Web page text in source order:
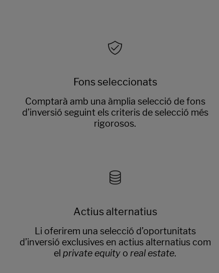
Fons seleccionats
Comptarà amb una àmplia selecció de fons
d’inversió seguint els criteris de selecció més
rigorosos.
Actius alternatius
Li oferirem una selecció d’oportunitats
d’inversió exclusives en actius alternatius com
elprivate equity oreal estate.